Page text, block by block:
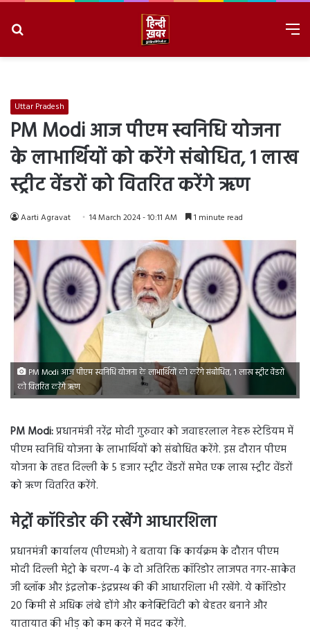
Uttar Pradesh
PM Modi आज पीएम स्वनिधि योजना
के लाभार्थियों को करेंगे संबोधित, 1 लाख
स्ट्रीट वेंडरों को वितरित करेंगे ऋण
Aarti Agravat 14 March 2024 - 10:11 AM 1 minute read
PM Modi आज पीएम स्वनिधि योजना के लाभार्थियों को करेंगे संबोधित, 1 लाख स्ट्रीट वेंडरों
को वितरित करेंगे ऋण
PM Modi:प्रधानमंत्री नरेंद्र मोदी गुरुवार को जवाहरलाल नेहरू स्टेडियम में
पीएम स्वनिधि योजना के लाभार्थियों को संबोधित करेंगे. इस दौरान पीएम
योजना के तहत दिल्ली के 5 हजार स्ट्रीट वेंडरों समेत एक लाख स्ट्रीट वेंडरों
को ऋण वितरित करेंगे.
मेट्रों कॉरिडोर की रखेंगे आधारशिला
प्रधानमंत्री कार्यालय (पीएमओ) ने बताया कि कार्यक्रम के दौरान पीएम
मोदी दिल्ली मेट्रो के चरण-4 के दो अतिरिक्त कॉरिडोर लाजपत नगर-साकेत
जी ब्लॉक और इंद्रलोक-इंद्रप्रस्थ की की आधारशिला भी रखेंगे. ये कॉरिडोर
20 किमी से अधिक लंबे होंगे और कनेक्टिविटी को बेहतर बनाने और
यातायात की भीड़ को कम करने में मदद करेंगे.